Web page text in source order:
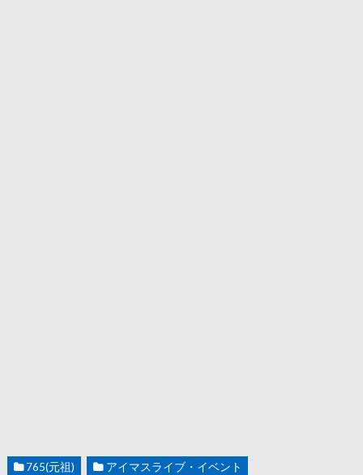
765(元祖) アイマスライブ・イベント